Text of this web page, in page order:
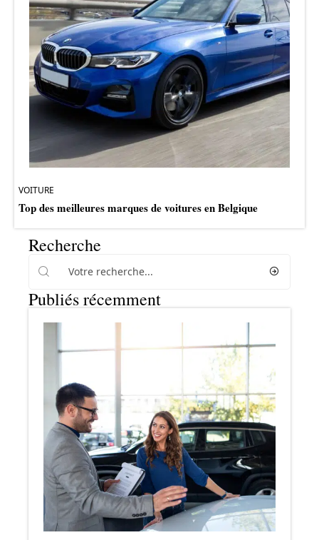
VOITURE
Top des meilleures marques de voitures en Belgique
Recherche
Publiés récemment